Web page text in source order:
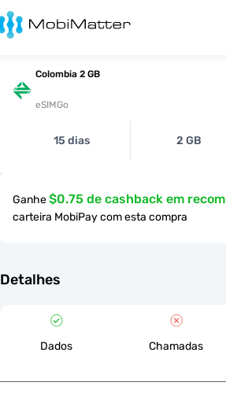
Colombia 2 GB
eSIMGo
15 dias 2 GB
Ganhe$0.75 de cashback em
carteira MobiPay com esta compra
Detalhes
Dados Chamadas